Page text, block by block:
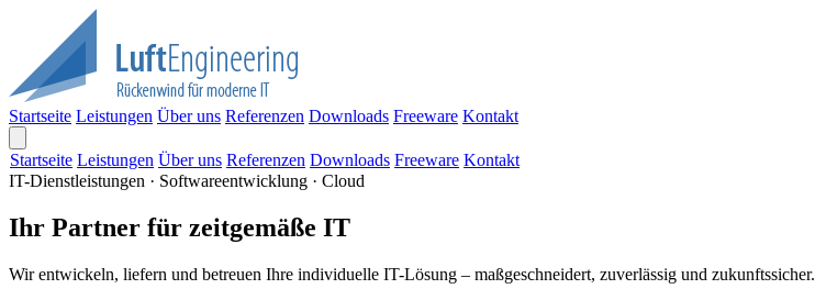
Startseite Leistungen Über uns Referenzen Downloads Freeware Kontakt
Startseite Leistungen Über uns Referenzen Downloads Freeware Kontakt
IT-Dienstleistungen · Softwareentwicklung · Cloud
Ihr Partner für zeitgemäße IT
Wir entwickeln, liefern und betreuen Ihre individuelle IT-Lösung – maßgeschneidert, zuverlässig und zukunftssicher.